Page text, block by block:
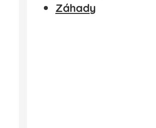
Záhady